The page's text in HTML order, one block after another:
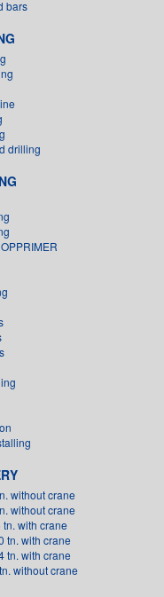
bars
drilling
without crane
without crane
with crane
tn. with crane
tn. with crane
without crane